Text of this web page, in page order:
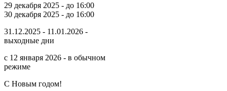
29 декабря 2025 - до 16:00
30 декабря 2025 - до 16:00
31.12.2025 - 11.01.2026 -
выходные дни
с 12 января 2026 - в обычном
режиме
С Новым годом!